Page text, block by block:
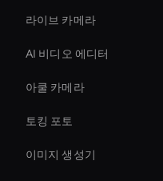
라이브 카메라
AI 비디오 에디터
아쿨 카메라
토킹 포토
이미지 생성기